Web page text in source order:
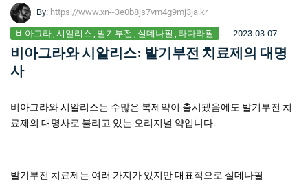
By: https://www.xn--3e0b8js7vm4g9mj3ja.kr
비아그라 시알리스 발기부전 실데나필 타다라필 2023-03-07
비아그라와 시알리스: 발기부전 치료제의 대명
사
비아그라와 시알리스는 수많은 복제약이 출시됐음에도 발기부전 치
료제의 대명사로 불리고 있는 오리지널 약입니다.
발기부전 치료제는 여러 가지가 있지만 대표적으로 실데나필